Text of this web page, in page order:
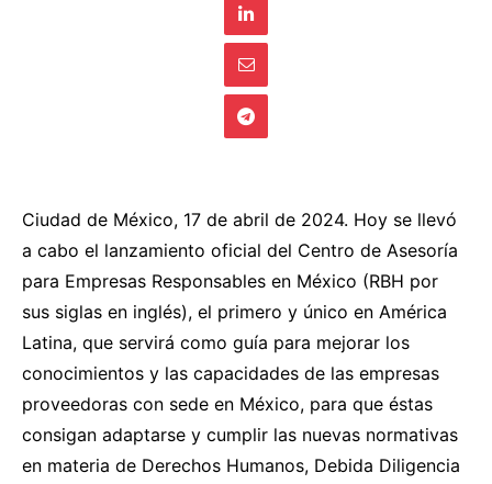
Ciudad de México, 17 de abril de 2024. Hoy se llevó
a cabo el lanzamiento oficial del Centro de Asesoría
para Empresas Responsables en México (RBH por
sus siglas en inglés), el primero y único en América
Latina, que servirá como guía para mejorar los
conocimientos y las capacidades de las empresas
proveedoras con sede en México, para que éstas
consigan adaptarse y cumplir las nuevas normativas
en materia de Derechos Humanos, Debida Diligencia